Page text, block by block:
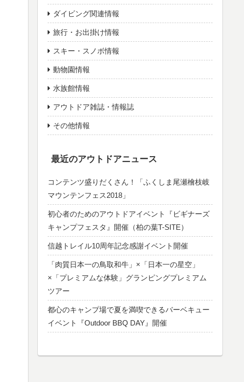
ダイビング関連情報
旅行・お出掛け情報
スキー・スノボ情報
動物園情報
水族館情報
アウトドア雑誌・情報誌
その他情報
最近のアウトドアニュース
コンテンツ盛りだくさん！「ふくしま尾瀬檜枝岐
マウンテンフェス2018」
初心者のためのアウトドアイベント『ビギナーズ
キャンプフェスタ』開催（柏の葉T-SITE）
信越トレイル10周年記念感謝イベント開催
「肉質日本一の鳥取和牛」×「日本一の星空」
×「プレミアムな体験」グランピングプレミアム
ツアー
都心のキャンプ場で夏を満喫できるバーベキュー
イベント『Outdoor BBQ DAY』開催